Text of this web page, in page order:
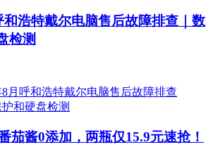
和浩特戴尔电脑售后故障排查｜数
检测
茄酱0添加，两瓶仅15.9元速抢！